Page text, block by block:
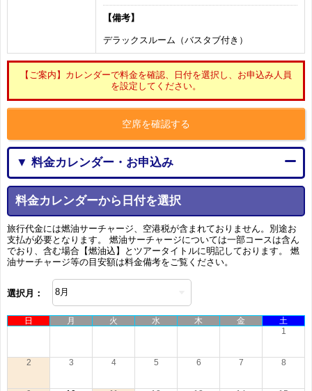
【備考】
デラックスルーム（バスタブ付き）
【ご案内】カレンダーで料金を確認、日付を選択し、お申込み人員
を設定してください。
空席を確認する
▼ 料金カレンダー・お申込み
料金カレンダーから日付を選択
旅行代金には燃油サーチャージ、空港税が含まれておりません。別途お
支払が必要となります。 燃油サーチャージについては一部コースは含ん
でおり、含む場合【燃油込】とツアータイトルに明記しております。 燃
油サーチャージ等の目安額は料金備考をご覧ください。
選択月：
日 月 火 水 木 金
土
1
2 3 4 5 6 7 8